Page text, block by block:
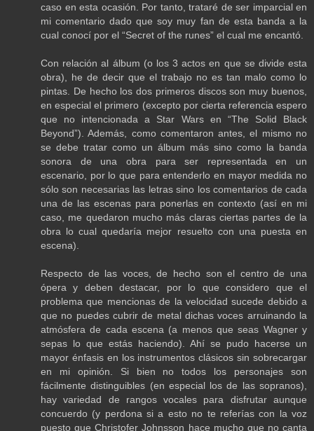
caso en esta ocasión. Por tanto, trataré de ser imparcial en
mi comentario dado que soy muy fan de esta banda a la
cual conocí por el “Secret of the runes” el cual me encantó.
Con relación al álbum (o los 3 actos en que se divide esta
obra), he de decir que el trabajo no es tan malo como lo
pintas. De hecho los dos primeros discos son muy buenos,
en especial el primero (excepto por cierta referencia espero
que no intencionada a Star Wars en “The Solid Black
Beyond”). Además, como comentaron antes, el mismo no
se debe tratar como un álbum más sino como la banda
sonora de una obra para ser representada en un
escenario, por lo que para entenderlo en mayor medida no
sólo son necesarias las letras sino los comentarios de cada
una de las escenas para ponerlas en contexto (así en mi
caso, me quedaron mucho más claras ciertas partes de la
obra lo cual quedaría mejor resuelto con una puesta en
escena).
Respecto de las voces, de hecho son el centro de una
ópera y deben destacar, por lo que considero que el
problema que mencionas de la velocidad sucede debido a
que no puedes cubrir de metal dichas voces arruinando la
atmósfera de cada escena (a menos que seas Wagner y
sepas lo que estás haciendo). Ahí se pudo hacerse un
mayor énfasis en los instrumentos clásicos sin sobrecargar
en mi opinión. Si bien no todos los personajes son
fácilmente distinguibles (en especial los de las sopranos),
hay variedad de rangos vocales para disfrutar aunque
concuerdo (y perdona si a esto no te referías con la voz
puesto que Christofer Johnsson hace mucho que no canta